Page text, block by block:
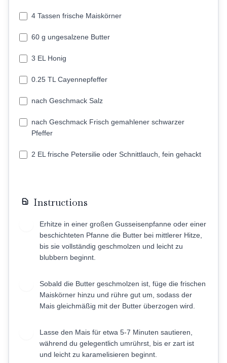
4 Tassen frische Maiskörner
60 g ungesalzene Butter
3 EL Honig
0.25 TL Cayennepfeffer
nach Geschmack Salz
nach Geschmack Frisch gemahlener schwarzer
Pfeffer
2 EL frische Petersilie oder Schnittlauch, fein gehackt
Instructions
Erhitze in einer großen Gusseisenpfanne oder einer
beschichteten Pfanne die Butter bei mittlerer Hitze,
bis sie vollständig geschmolzen und leicht zu
blubbern beginnt.
Sobald die Butter geschmolzen ist, füge die frischen
Maiskörner hinzu und rühre gut um, sodass der
Mais gleichmäßig mit der Butter überzogen wird.
Lasse den Mais für etwa 5-7 Minuten sautieren,
während du gelegentlich umrührst, bis er zart ist
und leicht zu karamelisieren beginnt.